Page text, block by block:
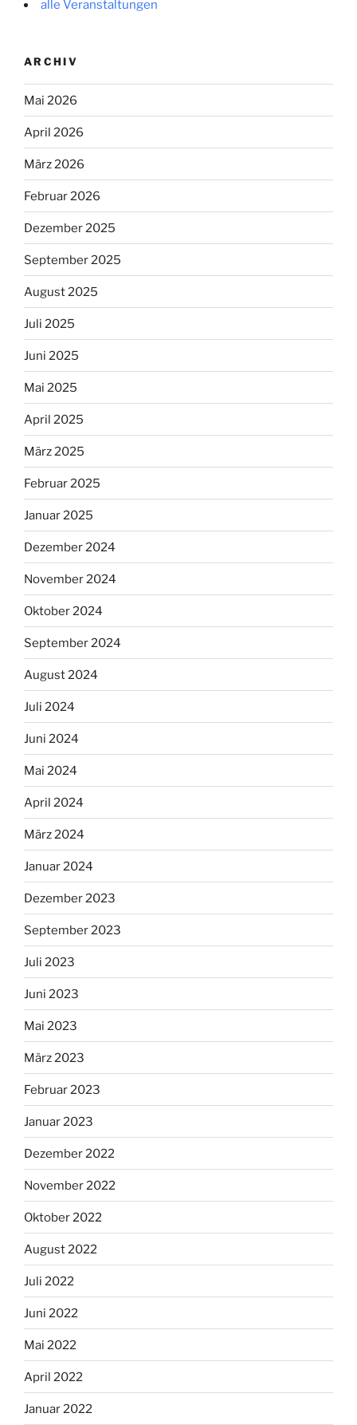
alle Veranstaltungen
ARCHIV
Mai 2026
April 2026
März 2026
Februar 2026
Dezember 2025
September 2025
August 2025
Juli 2025
Juni 2025
Mai 2025
April 2025
März 2025
Februar 2025
Januar 2025
Dezember 2024
November 2024
Oktober 2024
September 2024
August 2024
Juli 2024
Juni 2024
Mai 2024
April 2024
März 2024
Januar 2024
Dezember 2023
September 2023
Juli 2023
Juni 2023
Mai 2023
März 2023
Februar 2023
Januar 2023
Dezember 2022
November 2022
Oktober 2022
August 2022
Juli 2022
Juni 2022
Mai 2022
April 2022
Januar 2022